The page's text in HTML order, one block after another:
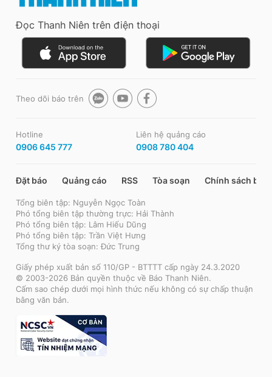
Đọc Thanh Niên trên điện thoại
Theo dõi báo trên
Hotline
0906 645 777
Liên hệ quảng cáo
0908 780 404
Đặt báo Quảng cáo RSS Tòa soạn Chính sách bảo
Tổng biên tập: Nguyễn Ngọc Toàn
Phó tổng biên tập thường trực: Hải Thành
Phó tổng biên tập: Lâm Hiếu Dũng
Phó tổng biên tập: Trần Việt Hưng
Tổng thư ký tòa soạn: Đức Trung
Giấy phép xuất bản số 110/GP - BTTTT cấp ngày 24.3.2020
© 2003-2026 Bản quyền thuộc về Báo Thanh Niên.
Cấm sao chép dưới mọi hình thức nếu không có sự chấp thuận
bằng văn bản.